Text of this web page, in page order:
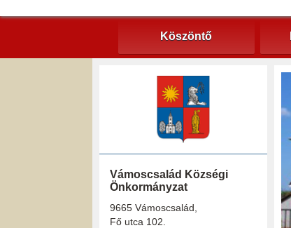
Köszöntő
Vámoscsalád Községi
Önkormányzat
9665 Vámoscsalád,
Fő utca 102.